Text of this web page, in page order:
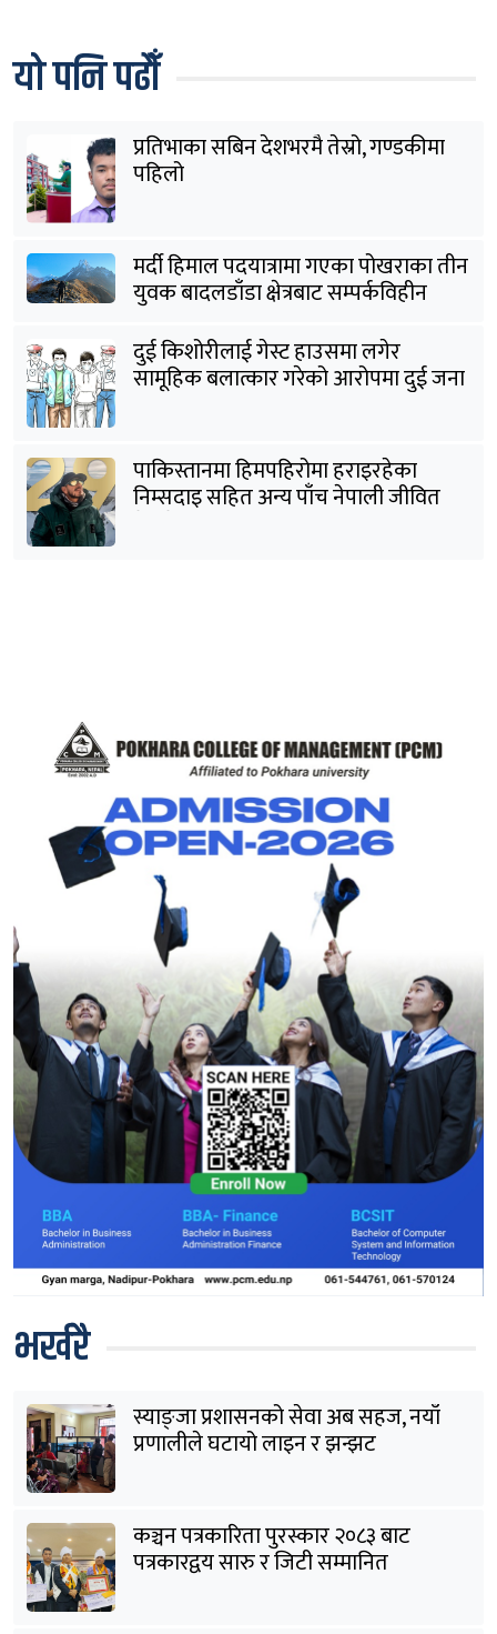
यो पनि पढौँ
प्रतिभाका सबिन देशभरमै तेस्रो, गण्डकीमा
पहिलो
मर्दी हिमाल पदयात्रामा गएका पोखराका तीन
युवक बादलडाँडा क्षेत्रबाट सम्पर्कविहीन
दुई किशोरीलाई गेस्ट हाउसमा लगेर
सामूहिक बलात्कार गरेको आरोपमा दुई जना
पाकिस्तानमा हिमपहिरोमा हराइरहेका
निम्सदाइ सहित अन्य पाँच नेपाली जीवित
भर्खरै
स्याङ्जा प्रशासनको सेवा अब सहज, नयाँ
प्रणालीले घटायो लाइन र झन्झट
कञ्चन पत्रकारिता पुरस्कार २०८३ बाट
पत्रकारद्वय सारु र जिटी सम्मानित